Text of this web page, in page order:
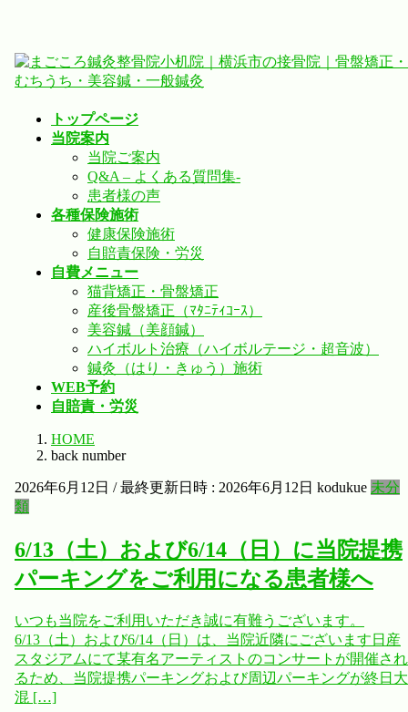
コ
ン
ナ
ビ
トップページ
当院案内
当院ご案内
Q&A – よくある質問集-
患者様の声
各種保険施術
健康保険施術
自賠責保険・労災
自費メニュー
猫背矯正・骨盤矯正
産後骨盤矯正（ﾏﾀﾆﾃｨｺｰｽ）
美容鍼（美顔鍼）
ハイボルト治療（ハイボルテージ・超音波）
鍼灸（はり・きゅう）施術
WEB予約
自賠責・労災
HOME
back number
2026年6月12日 / 最終更新日時 : 2026年6月12日 kodukue 未分
類
6/13（土）および6/14（日）に当院提携
パーキングをご利用になる患者様へ
いつも当院をご利用いただき誠に有難うございます。
6/13（土）および6/14（日）は、当院近隣にございます日産
スタジアムにて某有名アーティストのコンサートが開催され
るため、当院提携パーキングおよび周辺パーキングが終日大
混 […]